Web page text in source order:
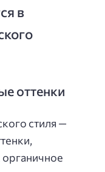
в
оттенки
стиля —